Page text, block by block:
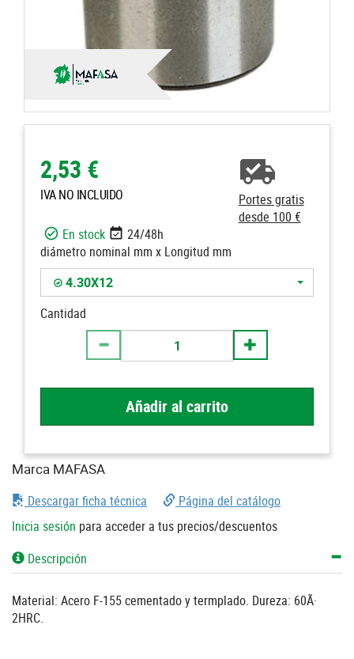
2,53 €
IVA NO INCLUIDO
Portes gratis
desde 100 €
En stock
24/48h
diámetro nominal mm x Longitud mm
4.30X12
Cantidad
Añadir al carrito
Marca MAFASA
Descargar ficha técnica
Página del catálogo
Inicia sesión para acceder a tus precios/descuentos
Descripción
Material: Acero F-155 cementado y termplado. Dureza: 60Ã·
2HRC.